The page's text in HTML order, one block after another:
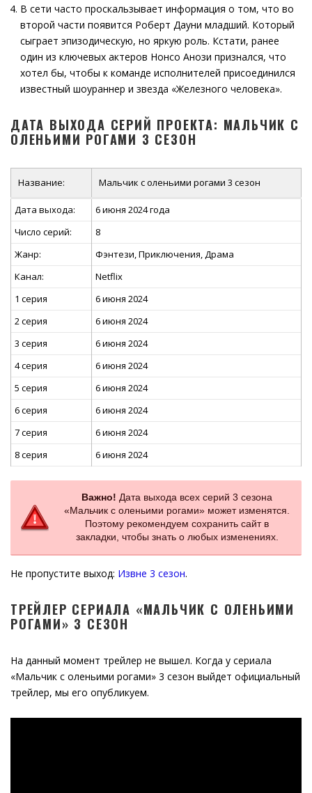
В сети часто проскальзывает информация о том, что во
второй части появится Роберт Дауни младший. Который
сыграет эпизодическую, но яркую роль. Кстати, ранее
один из ключевых актеров Нонсо Анози признался, что
хотел бы, чтобы к команде исполнителей присоединился
известный шоураннер и звезда «Железного человека».
ДАТА ВЫХОДА СЕРИЙ ПРОЕКТА: МАЛЬЧИК С
ОЛЕНЬИМИ РОГАМИ 3 СЕЗОН
Название: Мальчик с оленьими рогами 3 сезон
Дата выхода:
6 июня 2024 года
Число серий:
8
Жанр:
Фэнтези, Приключения, Драма
Канал:
Netflix
1 серия
6 июня 2024
2 серия
6 июня 2024
3 серия
6 июня 2024
4 серия
6 июня 2024
5 серия
6 июня 2024
6 серия
6 июня 2024
7 серия
6 июня 2024
8 серия
6 июня 2024
Важно! Дата выхода всех серий 3 сезона
«Мальчик с оленьими рогами» может изменятся.
Поэтому рекомендуем сохранить сайт в
закладки, чтобы знать о любых изменениях.
Не пропустите выход: Извне 3 сезон.
ТРЕЙЛЕР СЕРИАЛА «МАЛЬЧИК С ОЛЕНЬИМИ
РОГАМИ» 3 СЕЗОН
На данный момент трейлер не вышел. Когда у сериала
«Мальчик с оленьими рогами» 3 сезон выйдет официальный
трейлер, мы его опубликуем.